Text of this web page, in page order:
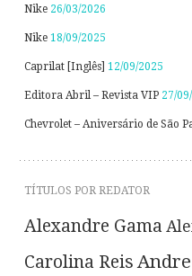
Nike 26/03/2026
Nike 18/09/2025
Caprilat [Inglês] 12/09/2025
Editora Abril – Revista VIP 27/
Chevrolet – Aniversário de São
TÍTULOS POR REDATOR
Alexandre Gama
Carolina Reis